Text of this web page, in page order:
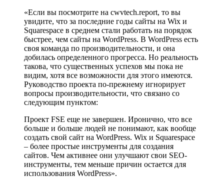
«Если вы посмотрите на cwvtech.report, то вы
увидите, что за последние годы сайты на Wix и
Squarespace в среднем стали работать на порядок
быстрее, чем сайты на WordPress. В WordPress есть
своя команда по производительности, и она
добилась определенного прогресса. Но реальность
такова, что существенных успехов мы пока не
видим, хотя все возможности для этого имеются.
Руководство проекта по-прежнему игнорирует
вопросы производительности, что связано со
следующим пунктом:
Проект FSE еще не завершен. Иронично, что все
больше и больше людей не понимают, как вообще
создать свой сайт на WordPress. Wix и Squarespace
– более простые инструменты для создания
сайтов. Чем активнее они улучшают свои SEO-
инструменты, тем меньше причин остается для
использования WordPress».